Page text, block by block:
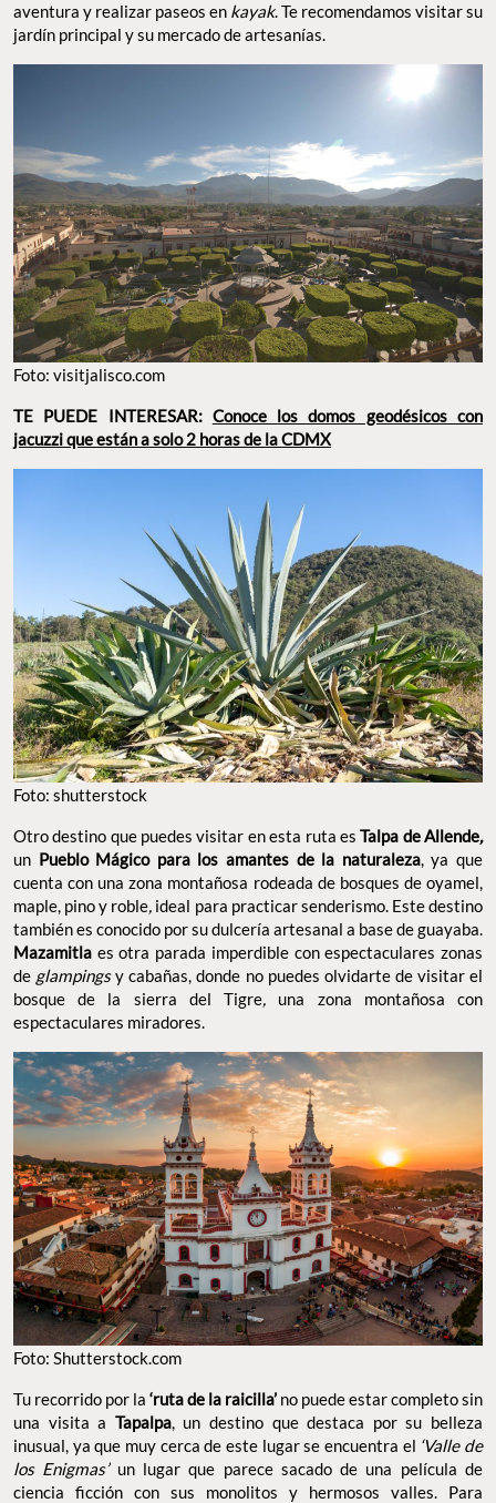
aventura y realizar paseos en kayak. Te recomendamos visitar su
jardín principal y su mercado de artesanías.
Foto: visitjalisco.com
TE PUEDE INTERESAR: Conoce los domos geodésicos con
jacuzzi que están a solo 2 horas de la CDMX
Foto: shutterstock
Otro destino que puedes visitar en esta ruta esTalpa de Allende,
un Pueblo Mágico para los amantes de la naturaleza, ya que
cuenta con una zona montañosa rodeada de bosques de oyamel,
maple, pino y roble ideal para practicar senderismo. Este destino
también es conocido por su dulcería artesanal a base de guayaba.
Mazamitla es otra parada imperdible con espectaculares zonas
de glampingsy cabañas, donde no puedes olvidarte de visitar el
bosque de la sierra del Tigre
una zona montañosa con
espectaculares miradores.
Foto: Shutterstock.com
Tu recorrido por la ‘ruta de la raicilla’ no puede estar completo sin
una visita a Tapalpa, un destino que destaca por su belleza
inusual, ya que muy cerca de este lugar se encuentra el ‘Valle de
los Enigmas’un lugar que parece sacado de una película de
ciencia ficción con sus monolitos y hermosos valles. Para